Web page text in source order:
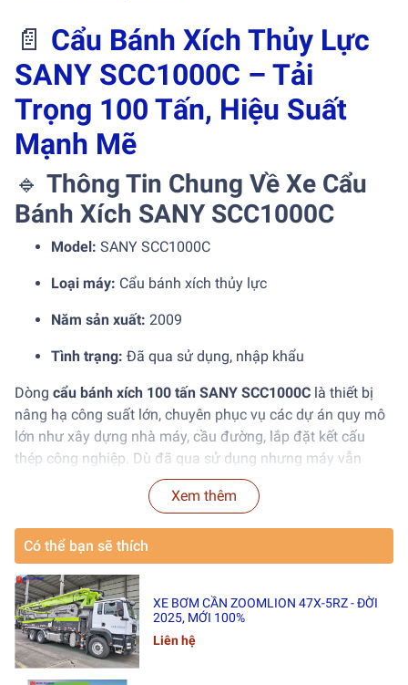
📄 Cẩu Bánh Xích Thủy Lực
SANY SCC1000C – Tải
Trọng 100 Tấn, Hiệu Suất
Mạnh Mẽ
🔹 Thông Tin Chung Về Xe Cẩu
Bánh Xích SANY SCC1000C
Model: SANY SCC1000C
Loại máy: Cẩu bánh xích thủy lực
Năm sản xuất: 2009
Tình trạng: Đã qua sử dụng, nhập khẩu
Dòng cẩu bánh xích 100 tấn SANY SCC1000C là thiết bị
nâng hạ công suất lớn, chuyên phục vụ các dự án quy mô
lớn như xây dựng nhà máy, cầu đường, lắp đặt kết cấu
thép công nghiệp. Dù đã qua sử dụng nhưng máy vẫn
đảm bảo hoạt động ổn định, hiệu quả và tiết kiệm chi phí
🔧Thông Số Kỹ Thuật Chính⚙
Tốc Độ Làm Việc
Tốc độ tời chính & phụ:0 – 110 m/phút
Tốc độ tời cần phụ:
Xem thêm
Có thể bạn sẽ thích
XE BƠM CẦN ZOOMLION 47X-5RZ - ĐỜI
2025, MỚI 100%
Liên hệ